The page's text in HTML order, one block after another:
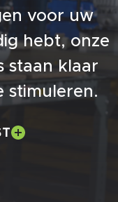
voor uw
hebt, onze
staan klaar
stimuleren.